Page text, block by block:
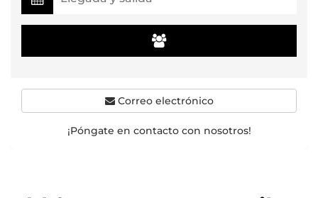
Correo electrónico
¡Póngate en contacto con nosotros!